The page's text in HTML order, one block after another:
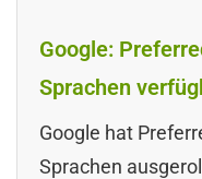
Google:
Sprachen
Google hat
Sprachen